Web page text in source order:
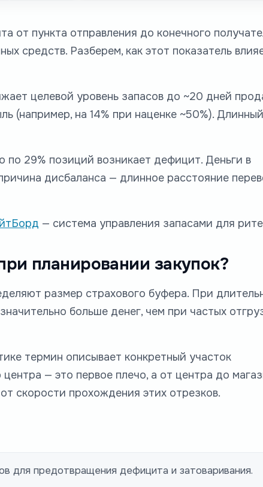
от пункта отправления до конечного
средств. Разберем, как этот показатель
целевой уровень запасов до ~20 дней
(например, на 14% при наценке ~50%). Длинный
по 29% позиций возникает дефицит. Деньги в
дисбаланса — длинное расстояние
— система управления запасами для
планировании закупок?
размер страхового буфера. При
больше денег, чем при частых
термин описывает конкретный участок
— это первое плечо, а от центра до
скорости прохождения этих отрезков.
для предотвращения дефицита и затоваривания.